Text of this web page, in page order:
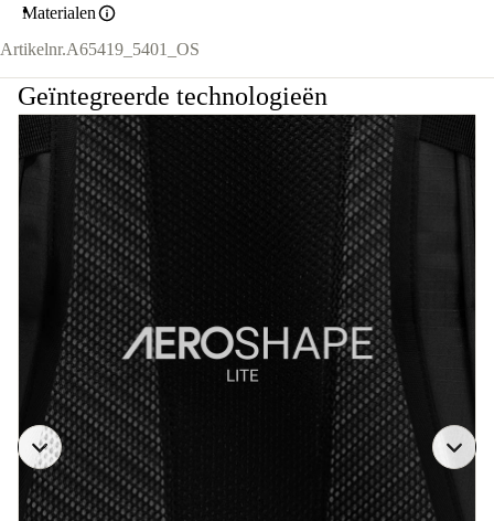
Materialen
Artikelnr.A65419_5401_OS
Geïntegreerde technologieën